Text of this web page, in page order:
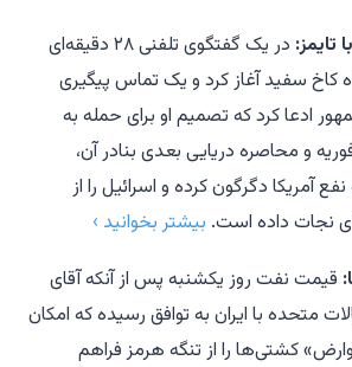
تایمز:
در یک گفتگوی تلفنی ۲۸ دقیقه‌ای
کاخ سفید آغاز کرد و یک تماس پیگیری
ادعا کرد که تصمیم او برای حمله به
فوریه و محاصره دریایی بعدی بنادر آن،
نفع آمریکا دگرگون کرده و اسرائیل را از
نجات داده است. بیشتر بخوانید ›
قیمت نفت روز یکشنبه پس از آنکه آقای
متحده با ایران به توافق رسیده که امکان
کشتی‌ها را از تنگه هرمز فراهم